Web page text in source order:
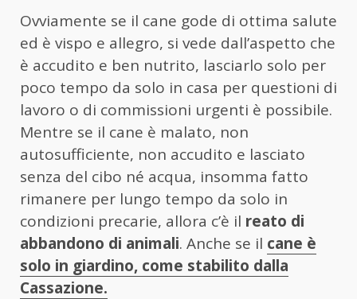
Ovviamente se il cane gode di ottima salute
ed è vispo e allegro, si vede dall’aspetto che
è accudito e ben nutrito, lasciarlo solo per
poco tempo da solo in casa per questioni di
lavoro o di commissioni urgenti è possibile.
Mentre se il cane è malato, non
autosufficiente, non accudito e lasciato
senza del cibo né acqua, insomma fatto
rimanere per lungo tempo da solo in
condizioni precarie, allora c’è il reato di
abbandono di animali. Anche se il cane è
solo in giardino, come stabilito dalla
Cassazione.